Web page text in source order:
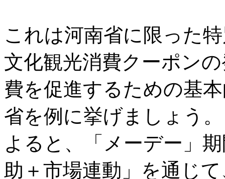
これは河南省に限った
文化観光消費クーポン
費を促進するための基
省を例に挙げましょう
よると、「メーデー」
助＋市場連動」を通じ